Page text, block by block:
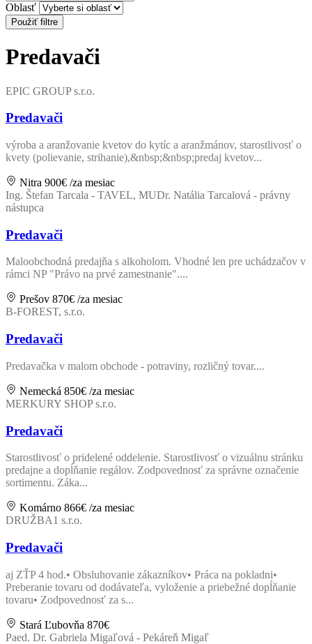
Oblasť
Použiť filtre
Predavači
EPIC GROUP s.r.o.
Predavači
výroba a aranžovanie kvetov do kytíc a aranžmánov, starostlivosť o
kvety (polievanie, strihanie),&nbsp;&nbsp;predaj kvetov...
Nitra 900€ /za mesiac
Ing. Štefan Tarcala - TAVEL, MUDr. Natália Tarcalová - právny
nástupca
Predavači
Maloobchodná predajňa s alkoholom. Vhodné len pre uchádzačov v
rámci NP "Právo na prvé zamestnanie"....
Prešov 870€ /za mesiac
B-FOREST, s.r.o.
Predavači
Predavačka v malom obchode - potraviny, rozličný tovar....
Nemecká 850€ /za mesiac
MERKURY SHOP s.r.o.
Predavači
Starostlivosť o pridelené oddelenie. Starostlivosť o vizuálnu stránku
predajne a dopĺňanie regálov. Zodpovednosť za správne označenie
sortimentu. Záka...
Komárno 866€ /za mesiac
DRUŽBA1 s.r.o.
Predavači
aj ZŤP 4 hod.• Obsluhovanie zákazníkov• Práca na pokladni•
Preberanie tovaru od dodávateľa, vyloženie a priebežné dopĺňanie
tovaru• Zodpovednosť za s...
Stará Ľubovňa 870€
Paed. Dr. Gabriela Migaľová - Pekáreň Migaľ